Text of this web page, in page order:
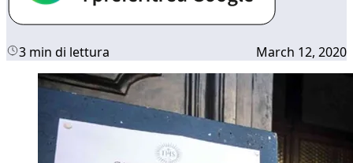
3 min di lettura March 12, 2020